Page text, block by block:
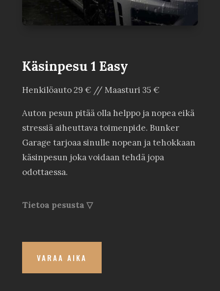
Käsinpesu 1 Easy
Henkilöauto 29 € // Maasturi 35 €
Auton pesun pitää olla helppo ja nopea eikä
stressiä aiheuttava toimenpide. Bunker
Garage tarjoaa sinulle nopean ja tehokkaan
käsinpesun joka voidaan tehdä jopa
odottaessa.
Tietoa pesusta ▽
VARAA AIKA